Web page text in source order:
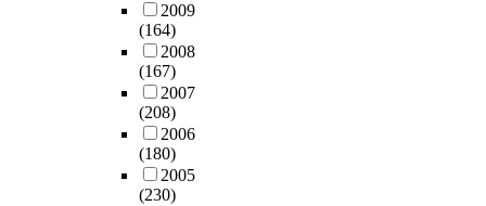
2009
(164)
2008
(167)
2007
(208)
2006
(180)
2005
(230)